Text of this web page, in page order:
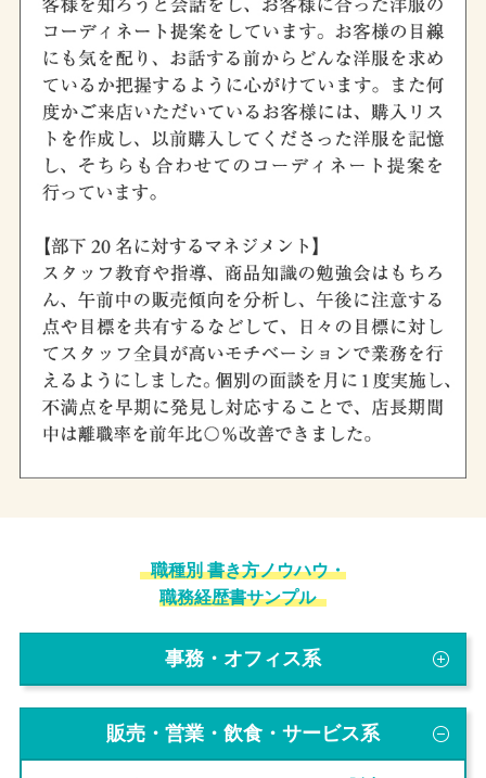
職種別 書き方ノウハウ・
職務経歴書サンプル
事務・オフィス系
販売・営業・飲食・サービス系